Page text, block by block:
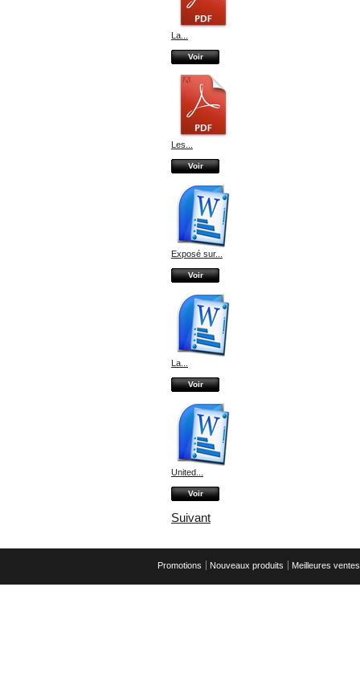
La...
Voir
Les...
Voir
Exposé sur...
Voir
La...
Voir
United...
Voir
Suivant
Promotions Nouveaux produits Meilleures ventes